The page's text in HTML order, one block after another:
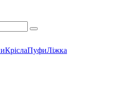
КріслаПуфиЛіжка